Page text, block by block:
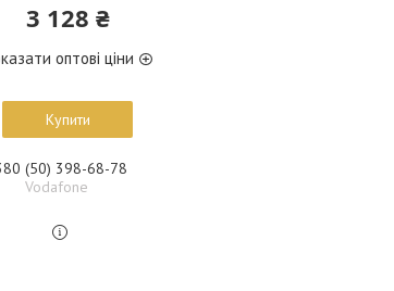
3 128 ₴
оптові ціни
Купити
(50) 398-68-78
Vodafone